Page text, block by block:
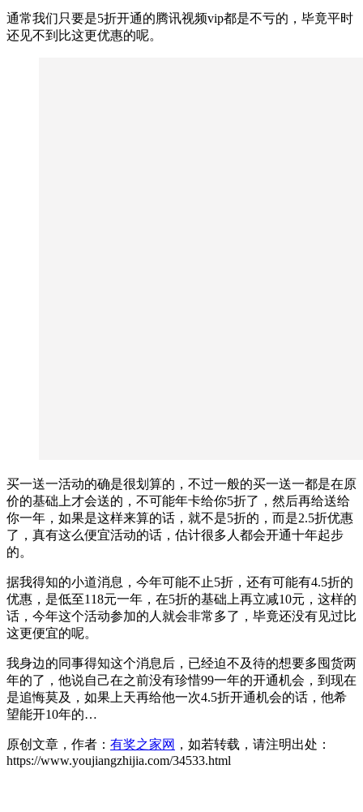
通常我们只要是5折开通的腾讯视频vip都是不亏的，毕竟平时
还见不到比这更优惠的呢。
买一送一活动的确是很划算的，不过一般的买一送一都是在原
价的基础上才会送的，不可能年卡给你5折了，然后再给送给
你一年，如果是这样来算的话，就不是5折的，而是2.5折优惠
了，真有这么便宜活动的话，估计很多人都会开通十年起步
的。
据我得知的小道消息，今年可能不止5折，还有可能有4.5折的
优惠，是低至118元一年，在5折的基础上再立减10元，这样的
话，今年这个活动参加的人就会非常多了，毕竟还没有见过比
这更便宜的呢。
我身边的同事得知这个消息后，已经迫不及待的想要多囤货两
年的了，他说自己在之前没有珍惜99一年的开通机会，到现在
是追悔莫及，如果上天再给他一次4.5折开通机会的话，他希
望能开10年的…
原创文章，作者： 有奖之家网 ，如若转载，请注明出处：
https://www.youjiangzhijia.com/34533.html